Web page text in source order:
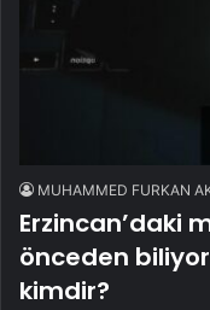
MUHAMMED FURKAN
Erzincan’daki
önceden
kimdir?